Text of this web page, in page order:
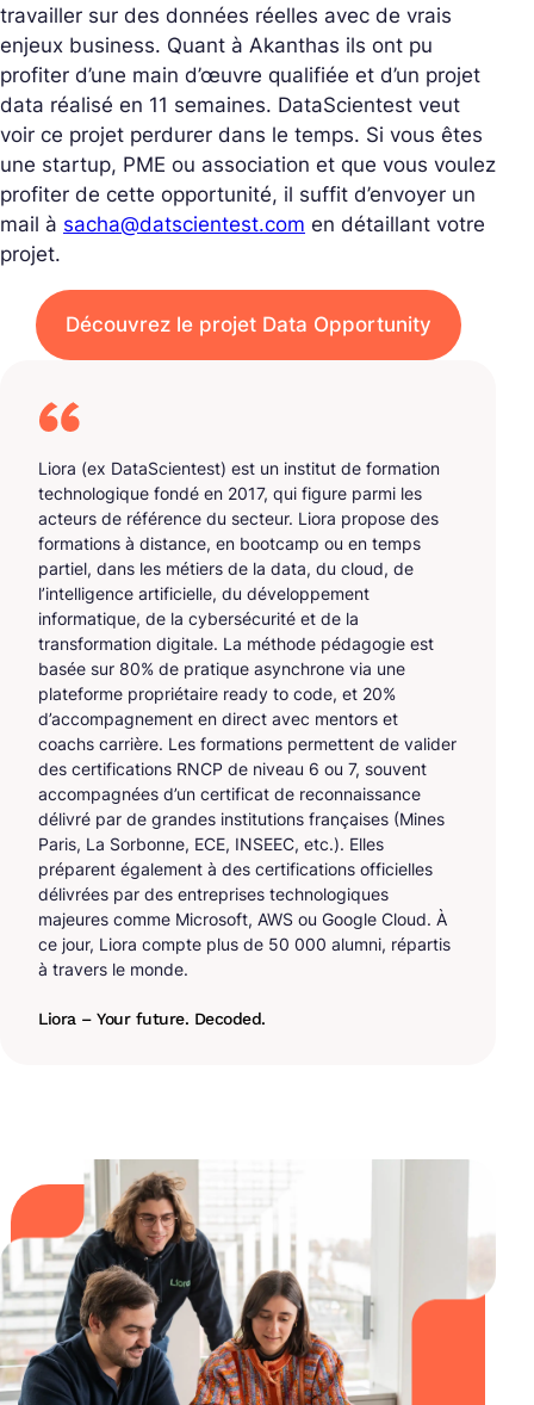
travailler sur des données réelles avec de vrais
enjeux business. Quant à Akanthas ils ont pu
profiter d’une main d’œuvre qualifiée et d’un projet
data réalisé en 11 semaines. DataScientest veut
voir ce projet perdurer dans le temps. Si vous êtes
une startup, PME ou association et que vous voulez
profiter de cette opportunité, il suffit d’envoyer un
mail à sacha@datscientest.com en détaillant votre
projet.
Découvrez le projet Data Opportunity
Liora (ex DataScientest) est un institut de formation
technologique fondé en 2017, qui figure parmi les
acteurs de référence du secteur. Liora propose des
formations à distance, en bootcamp ou en temps
partiel, dans les métiers de la data, du cloud, de
l’intelligence artificielle, du développement
informatique, de la cybersécurité et de la
transformation digitale. La méthode pédagogie est
basée sur 80% de pratique asynchrone via une
plateforme propriétaire ready to code, et 20%
d’accompagnement en direct avec mentors et
coachs carrière. Les formations permettent de valider
des certifications RNCP de niveau 6 ou 7, souvent
accompagnées d’un certificat de reconnaissance
délivré par de grandes institutions françaises (Mines
Paris, La Sorbonne, ECE, INSEEC, etc.). Elles
préparent également à des certifications officielles
délivrées par des entreprises technologiques
majeures comme Microsoft, AWS ou Google Cloud. À
ce jour, Liora compte plus de 50 000 alumni, répartis
à travers le monde.
Liora – Your future. Decoded.